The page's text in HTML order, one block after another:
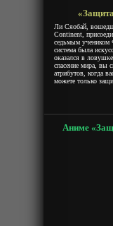
Ли Сяобай,
Continent,
седьмым
система была
оказался в
спасение мира, вы
атрибутов, когда
можете только
Аниме